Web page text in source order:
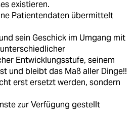
existieren.
Patientendaten übermittelt
sein Geschick im Umgang mit
Entwicklungsstufe, seinem
und bleibt das Maß aller Dinge!!
erst ersetzt werden, sondern
zur Verfügung gestellt